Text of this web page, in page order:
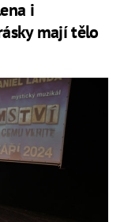
i
mají tělo